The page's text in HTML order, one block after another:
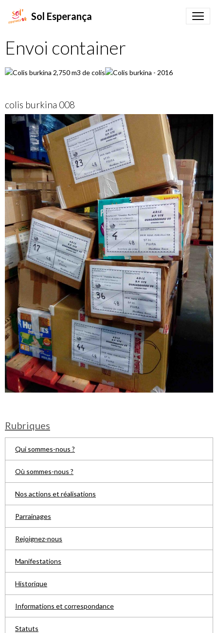
Sol Esperança
Envoi container
colis burkina 008
Rubriques
Qui sommes-nous ?
Où sommes-nous ?
Nos actions et réalisations
Parrainages
Rejoignez-nous
Manifestations
Historique
Informations et correspondance
Statuts